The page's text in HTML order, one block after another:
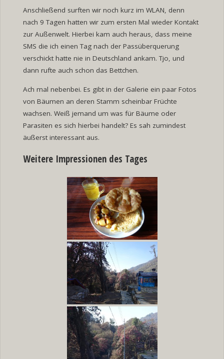
Anschließend surften wir noch kurz im WLAN, denn
nach 9 Tagen hatten wir zum ersten Mal wieder Kontakt
zur Außenwelt. Hierbei kam auch heraus, dass meine
SMS die ich einen Tag nach der Passüberquerung
verschickt hatte nie in Deutschland ankam. Tjo, und
dann rufte auch schon das Bettchen.
Ach mal nebenbei. Es gibt in der Galerie ein paar Fotos
von Bäumen an deren Stamm scheinbar Früchte
wachsen. Weiß jemand um was für Bäume oder
Parasiten es sich hierbei handelt? Es sah zumindest
äußerst interessant aus.
Weitere Impressionen des Tages